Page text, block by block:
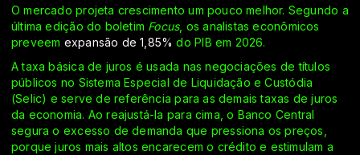
O mercado projeta crescimento um pouco melhor. Segundo a
última edição do boletim Focus, os analistas econômicos
preveem expansão de 1,85% do PIB em 2026.
A taxa básica de juros é usada nas negociações de títulos
públicos no Sistema Especial de Liquidação e Custódia
(Selic) e serve de referência para as demais taxas de juros
da economia. Ao reajustá-la para cima, o Banco Central
segura o excesso de demanda que pressiona os preços,
porque juros mais altos encarecem o crédito e estimulam a